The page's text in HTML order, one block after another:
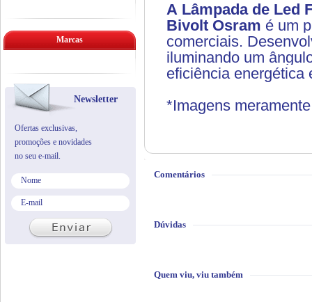
A Lâmpada de Led
Bivolt Osram é um
comerciais.
iluminando um
eficiência energética
*Imagens
Comentários
Dúvidas
Quem viu, viu também
Marcas
Newsletter
Ofertas exclusivas,
promoções e novidades
no seu e-mail.